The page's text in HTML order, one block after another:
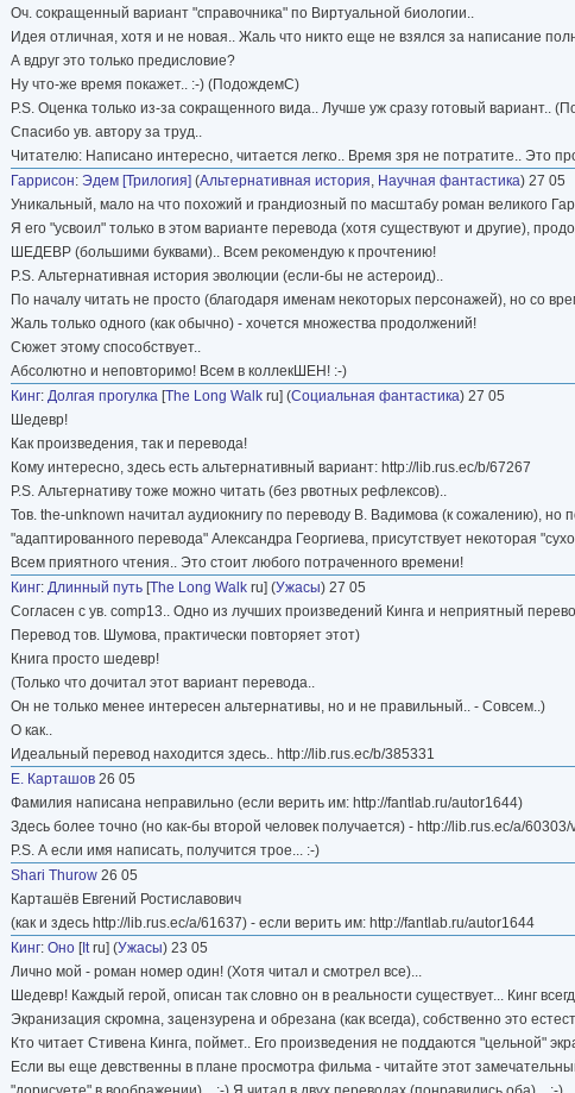
Оч. сокращенный вариант "справочника" по Виртуальной биологии..
Идея отличная, хотя и не новая.. Жаль что никто еще не взялся за написание
А вдруг это только предисловие?
Ну что-же время покажет.. :-) (ПодождемС)
P.S. Оценка только из-за сокращенного вида.. Лучше уж сразу готовый вариант..
Спасибо ув. автору за труд..
Читателю: Написано интересно, читается легко.. Время зря не потратите.. Это
Гаррисон: Эдем [Трилогия] (Альтернативная история, Научная фантастика) 27 05
Уникальный, мало на что похожий и грандиозный по масштабу роман великого
Я его "усвоил" только в этом варианте перевода (хотя существуют и другие),
ШЕДЕВР (большими буквами).. Всем рекомендую к прочтению!
P.S. Альтернативная история эволюции (если-бы не астероид)..
По началу читать не просто (благодаря именам некоторых персонажей), но со
Жаль только одного (как обычно) - хочется множества продолжений!
Сюжет этому способствует..
Абсолютно и неповторимо! Всем в коллекШЕН! :-)
Кинг: Долгая прогулка [The Long Walk ru] (Социальная фантастика) 27 05
Шедевр!
Как произведения, так и перевода!
Кому интересно, здесь есть альтернативный вариант: http://lib.rus.ec/b/67267
P.S. Альтернативу тоже можно читать (без рвотных рефлексов)..
Тов. the-unknown начитал аудиокнигу по переводу В. Вадимова (к сожалению),
"адаптированного перевода" Александра Георгиева, присутствует некоторая
Всем приятного чтения.. Это стоит любого потраченного времени!
Кинг: Длинный путь [The Long Walk ru] (Ужасы) 27 05
Согласен с ув. comp13.. Одно из лучших произведений Кинга и неприятный
Перевод тов. Шумова, практически повторяет этот)
Книга просто шедевр!
(Только что дочитал этот вариант перевода..
Он не только менее интересен альтернативы, но и не правильный.. - Совсем..)
О как..
Идеальный перевод находится здесь.. http://lib.rus.ec/b/385331
Е. Карташов 26 05
Фамилия написана неправильно (если верить им: http://fantlab.ru/autor1644)
Здесь более точно (но как-бы второй человек получается) - http://lib.rus.ec/a/60303/
P.S. А если имя написать, получится трое... :-)
Shari Thurow 26 05
Карташёв Евгений Ростиславович
(как и здесь http://lib.rus.ec/a/61637) - если верить им: http://fantlab.ru/autor1644
Кинг: Оно [Itru] (Ужасы) 23 05
Лично мой - роман номер один! (Хотя читал и смотрел все)...
Шедевр! Каждый герой, описан так словно он в реальности существует... Кинг
Экранизация скромна, зацензурена и обрезана (как всегда), собственно это
Кто читает Стивена Кинга, поймет.. Его произведения не поддаются "цельной"
Если вы еще девственны в плане просмотра фильма - читайте этот